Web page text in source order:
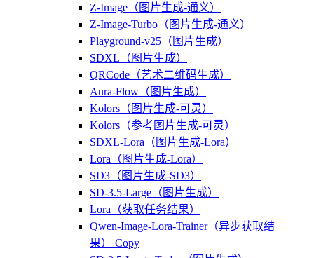
Z-Image（图片生成-通义）
Z-Image-Turbo（图片生成-通义）
Playground-v25（图片生成）
SDXL（图片生成）
QRCode（艺术二维码生成）
Aura-Flow（图片生成）
Kolors（图片生成-可灵）
Kolors（参考图片生成-可灵）
SDXL-Lora（图片生成-Lora）
Lora（图片生成-Lora）
SD3（图片生成-SD3）
SD-3.5-Large（图片生成）
Lora（获取任务结果）
Qwen-Image-Lora-Trainer（异步获取结
果） Copy